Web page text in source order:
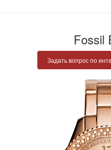
Fossil
Задать вопрос по